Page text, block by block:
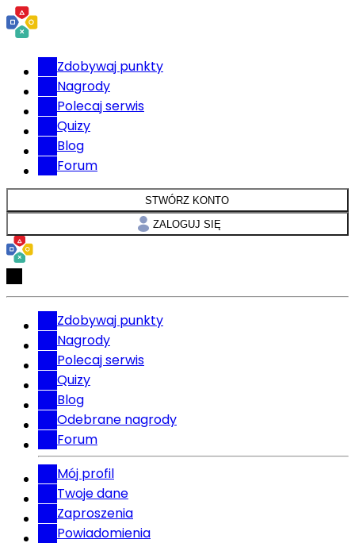
Zdobywaj punkty
Nagrody
Polecaj serwis
Quizy
Blog
Forum
STWÓRZ KONTO
ZALOGUJ SIĘ
Zdobywaj punkty
Nagrody
Polecaj serwis
Quizy
Blog
Odebrane nagrody
Forum
Mój profil
Twoje dane
Zaproszenia
Powiadomienia